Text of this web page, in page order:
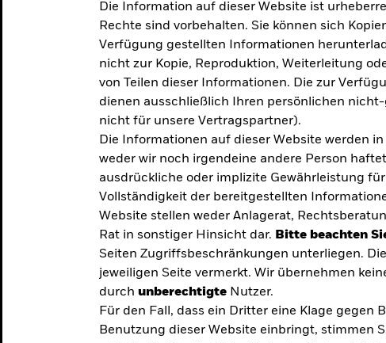
Die Information auf dieser Website ist
Rechte sind vorbehalten. Sie können sich
Verfügung gestellten Informationen
nicht zur Kopie, Reproduktion, Weiterleitung
von Teilen dieser Informationen. Die zur
dienen ausschließlich Ihren persönlichen
nicht für unsere Vertragspartner).
Die Informationen auf dieser Website werden
weder wir noch irgendeine andere Person
ausdrückliche oder implizite Gewährleistung
Vollständigkeit der bereitgestellten
Website stellen weder Anlagerat,
Rat in sonstiger Hinsicht dar. Bitte beachten
Seiten Zugriffsbeschränkungen unterliegen.
jeweiligen Seite vermerkt. Wir übernehmen
durch unberechtigte Nutzer.
Für den Fall, dass ein Dritter eine Klage gegen
Benutzung dieser Website einbringt, stimmen